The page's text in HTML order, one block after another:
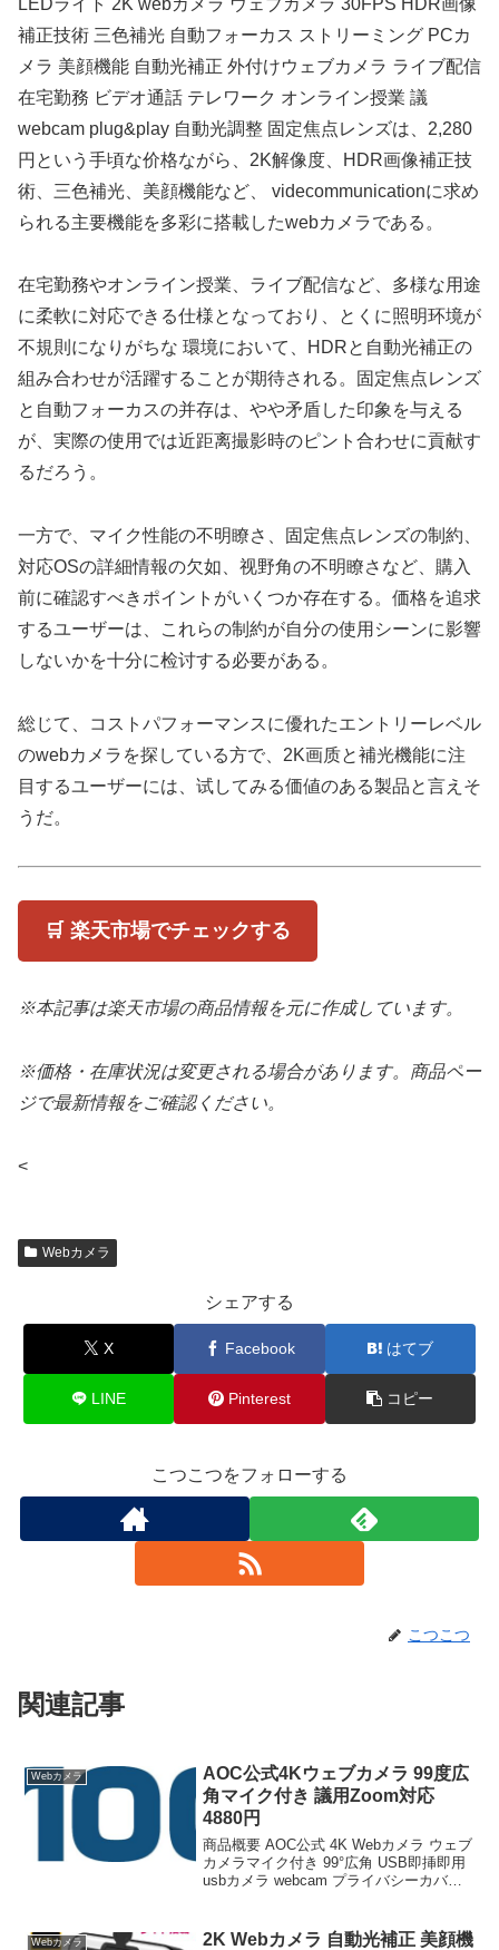
補正技術 三色補光 自動フォーカス ストリーミング PCカ
メラ 美顔機能 自動光補正 外付けウェブカメラ ライブ配信
在宅勤務 ビデオ通話 テレワーク オンライン授業 議
webcam plug&play 自動光調整 固定焦点レンズは、2,280
円という手頃な价格ながら、2K解像度、HDR画像補正技
術、三色補光、美顔機能など、 videcommunicationに求め
られる主要機能を多彩に搭載したwebカメラである。
在宅勤務やオンライン授業、ライブ配信など、多様な用途
に柔軟に対応できる仕様となっており、とくに照明环境が
不規則になりがちな 環境において、HDRと自動光補正の
組み合わせが活躍することが期待される。固定焦点レンズ
と自動フォーカスの并存は、やや矛盾した印象を与える
が、実際の使用では近距离撮影時のピント合わせに貢献す
るだろう。
一方で、マイク性能の不明瞭さ、固定焦点レンズの制約、
対応OSの詳細情報の欠如、视野角の不明瞭さなど、購入
前に確認すべきポイントがいくつか存在する。価格を追求
するユーザーは、これらの制約が自分の使用シーンに影響
しないかを十分に检讨する必要がある。
総じて、コストパフォーマンスに優れたエントリーレベル
のwebカメラを探している方で、2K画质と補光機能に注
目するユーザーには、试してみる価値のある製品と言えそ
うだ。
🛒 楽天市場でチェックする
※本記事は楽天市場の商品情報を元に作成しています。
※価格・在庫状況は変更される場合があります。商品ペー
ジで最新情報をご確認ください。
<
Webカメラ
シェアする
X Facebook はてブ
LINE Pinterest コピー
こつこつをフォローする
こつこつ
関連記事
Webカメラ
AOC公式4Kウェブカメラ 99度広
角マイク付き 議用Zoom対応
4880円
商品概要 AOC公式 4K Webカメラ ウェブ
カメラマイク付き 99°広角 USB即挿即用
usbカメラ webcam プライバシーカバー
ン...
Webカメラ
2K Webカメラ 自動光補正 美顔機